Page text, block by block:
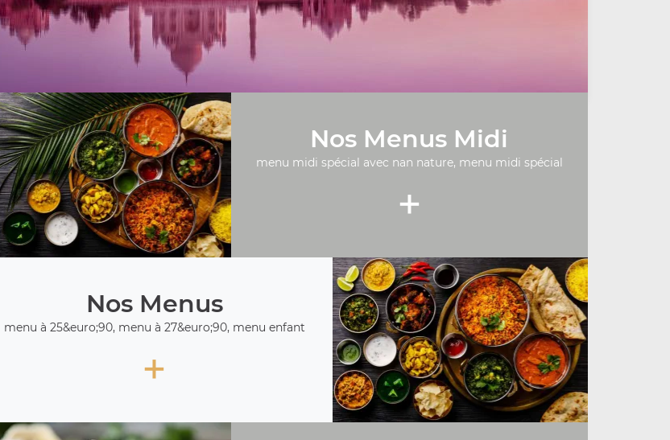
Nos Menus Midi
menu midi spécial avec nan nature, menu midi spécial
+
Nos Menus
menu à 25&euro;90, menu à 27&euro;90, menu enfant
+